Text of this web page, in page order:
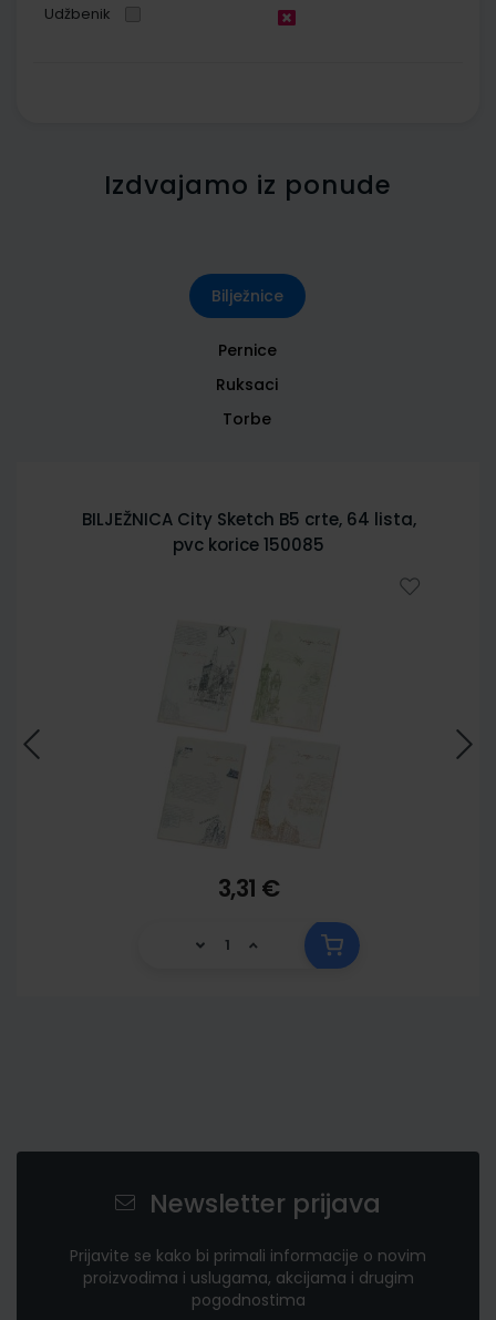
Udžbenik
Izdvajamo iz ponude
Bilježnice
Pernice
Ruksaci
Torbe
BILJEŽNICA City Sketch B5 crte, 64 lista,
pvc korice 150085
3,31 €
Newsletter prijava
Prijavite se kako bi primali informacije o novim
proizvodima i uslugama, akcijama i drugim
pogodnostima